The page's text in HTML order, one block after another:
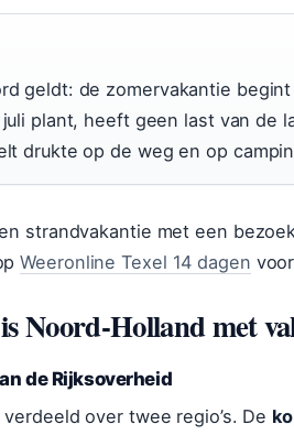
geldt: de zomervakantie
plant, heeft geen last van de
drukte op de weg en op
strandvakantie met een
Weeronline Texel 14 dagen
Noord-Holland met
de Rijksoverheid
over twee regio’s. De